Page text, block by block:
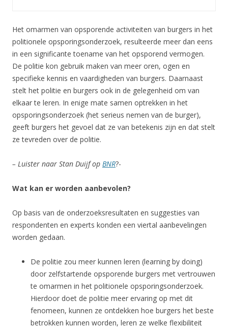
Het omarmen van opsporende activiteiten van burgers in het
politionele opsporingsonderzoek, resulteerde meer dan eens
in een significante toename van het opsporend vermogen.
De politie kon gebruik maken van meer oren, ogen en
specifieke kennis en vaardigheden van burgers. Daarnaast
stelt het politie en burgers ook in de gelegenheid om van
elkaar te leren. In enige mate samen optrekken in het
opsporingsonderzoek (het serieus nemen van de burger),
geeft burgers het gevoel dat ze van betekenis zijn en dat stelt
ze tevreden over de politie.
– Luister naar Stan Duijf op BNR?-
Wat kan er worden aanbevolen?
Op basis van de onderzoeksresultaten en suggesties van
respondenten en experts konden een viertal aanbevelingen
worden gedaan.
De politie zou meer kunnen leren (learning by doing)
door zelfstartende opsporende burgers met vertrouwen
te omarmen in het politionele opsporingsonderzoek.
Hierdoor doet de politie meer ervaring op met dit
fenomeen, kunnen ze ontdekken hoe burgers het beste
betrokken kunnen worden, leren ze welke flexibiliteit